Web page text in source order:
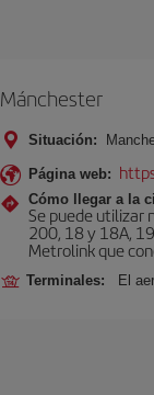
Mánchester
Situación:
Página web:
Cómo llegar a la
Se puede utilizar
200, 18 y 18A,
Metrolink que
Terminales: El